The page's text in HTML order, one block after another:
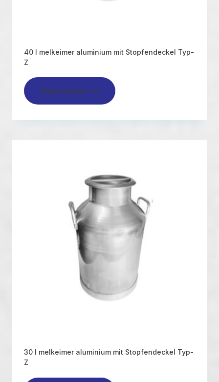
40 l melkeimer aluminium mit Stopfendeckel Typ-
Z
Read more
30 l melkeimer aluminium mit Stopfendeckel Typ-
Z